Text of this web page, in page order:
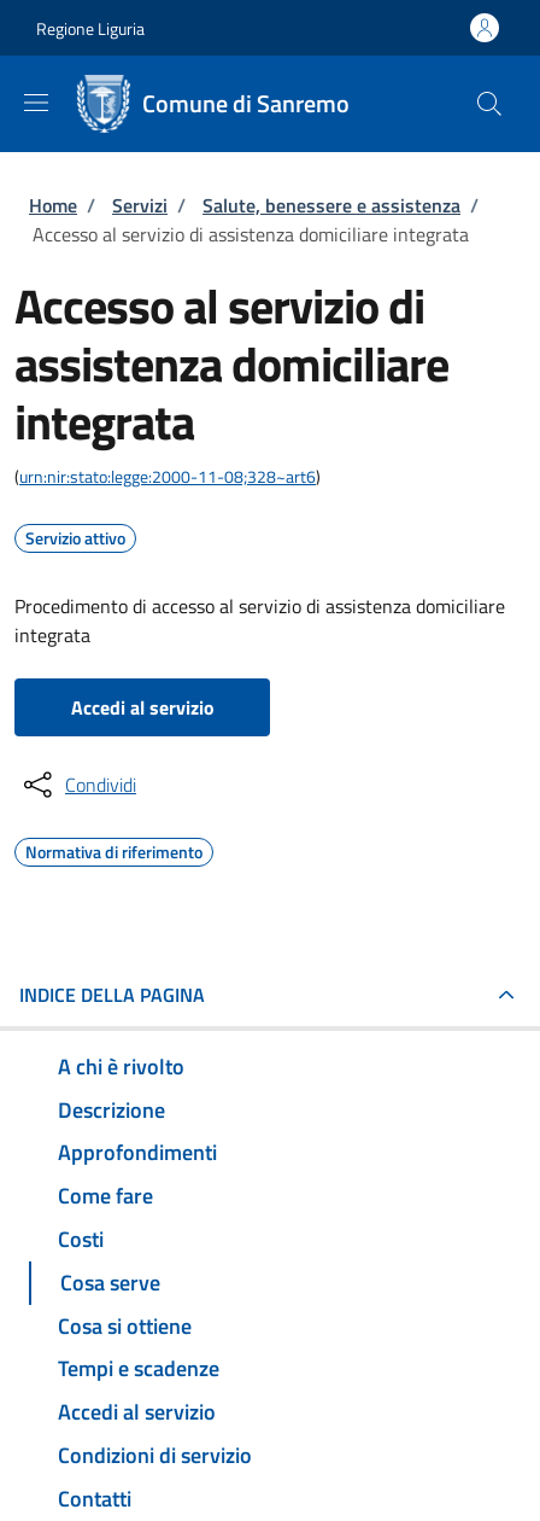
Regione Liguria
Comune di Sanremo
Briciole di pane
Home / Servizi / Salute, benessere e assistenza /
Accesso al servizio di assistenza domiciliare integrata
Accesso al servizio di
assistenza domiciliare
integrata
(urn:nir:stato:legge:2000-11-08;328~art6)
Servizio attivo
Procedimento di accesso al servizio di assistenza domiciliare
integrata
Accedi al servizio
Condividi
Normativa di riferimento
INDICE DELLA PAGINA
A chi è rivolto
Descrizione
Approfondimenti
Come fare
Costi
Cosa serve
Cosa si ottiene
Tempi e scadenze
Accedi al servizio
Condizioni di servizio
Contatti